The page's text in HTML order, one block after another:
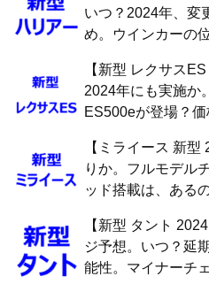
いつ？2024年、変
め。ウインカーの
【新型 レクサス
2024年にも実施か
ES500eが登場？
【ミライース 新
りか。フルモデル
ッド搭載は、ある
【新型 タント
ジ予想。いつ？延
能性。マイナーチ